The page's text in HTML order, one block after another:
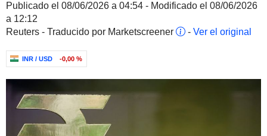
Publicado el 08/06/2026 a 04:54 - Modificado el 08/06/2026
a 12:12
Reuters - Traducido por Marketscreener
- Ver el original
INR / USD -0,00 %